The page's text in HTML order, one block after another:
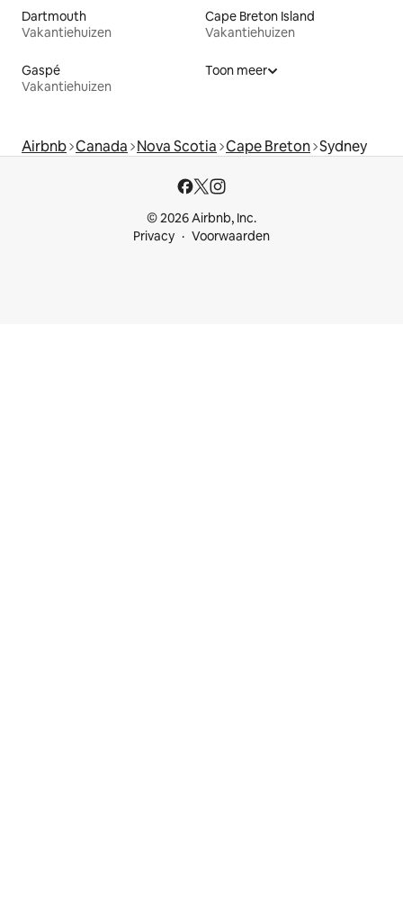
Dartmouth
Vakantiehuizen
Cape Breton Island
Vakantiehuizen
Gaspé
Vakantiehuizen
Toon meer
Airbnb Canada Nova Scotia Cape Breton Sydney
© 2026 Airbnb, Inc.
Privacy
Voorwaarden